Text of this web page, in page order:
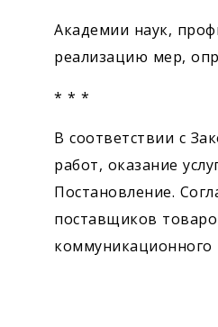
Академии наук,
реализацию мер,
* * *
В соответствии с
работ, оказание
Постановление.
поставщиков
коммуникационного